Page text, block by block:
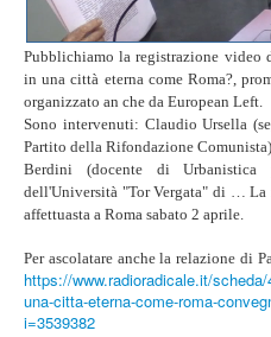
Pubblichiamo la registrazione video
in una città eterna come Roma?,
organizzato an che da European Left.
Sono intervenuti: Claudio Ursella
Partito della Rifondazione
Berdini (docente di
dell'Università "Tor Vergata" di … La
affettuasta a Roma sabato 2 aprile.
Per ascolatare anche la relazione di
https://www.radioradicale.it/
una-citta-eterna-come-roma-
i=3539382